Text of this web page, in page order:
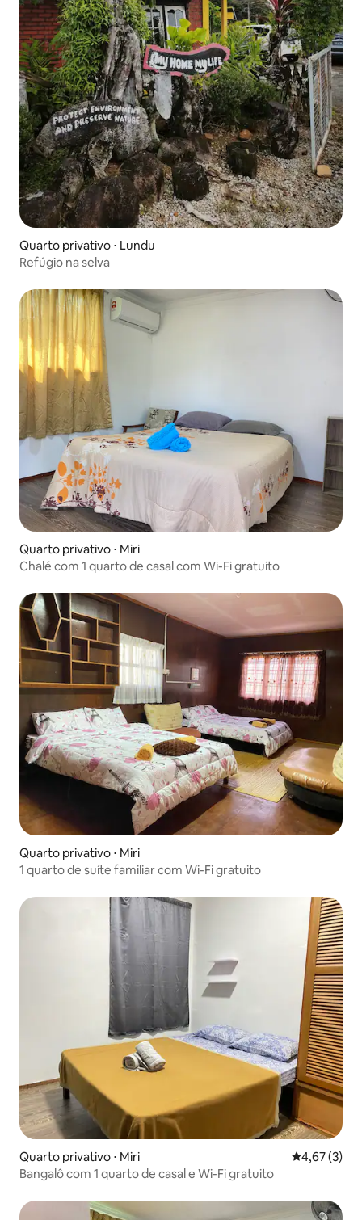
Quarto privativo ⋅ Lundu
Refúgio na selva
Quarto privativo ⋅ Miri
Chalé com 1 quarto de casal com Wi-Fi gratuito
Quarto privativo ⋅ Miri
1 quarto de suíte familiar com Wi-Fi gratuito
Quarto privativo ⋅ Miri 4,67 de
4,67 (3)
Bangalô com 1 quarto de casal e Wi-Fi gratuito